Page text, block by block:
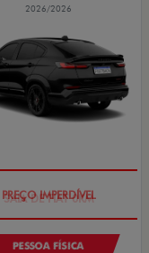
2026/2026
PESSOA FÍSICA